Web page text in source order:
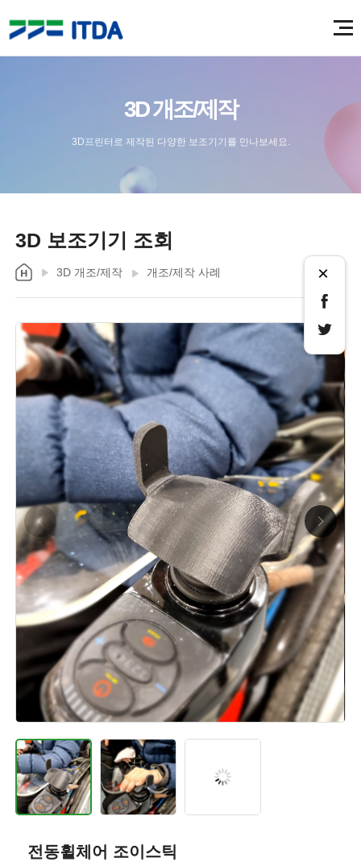
3D 개조/제작
3D프린터로 제작된 다양한 보조기기를 만나보세요.
3D 보조기기 조회
3D 개조/제작 개조/제작 사례 ×
전동휠체어 조이스틱